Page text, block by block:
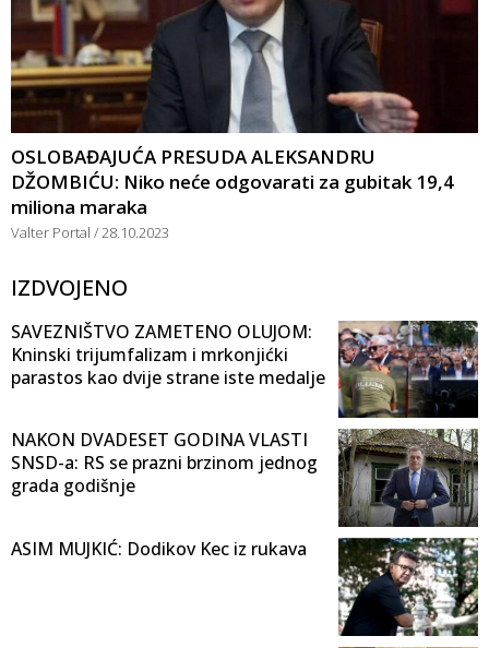
OSLOBAĐAJUĆA PRESUDA ALEKSANDRU
DŽOMBIĆU: Niko neće odgovarati za gubitak 19,4
miliona maraka
Valter Portal 28.10.2023
IZDVOJENO
SAVEZNIŠTVO ZAMETENO OLUJOM:
Kninski trijumfalizam i mrkonjićki
parastos kao dvije strane iste medalje
NAKON DVADESET GODINA VLASTI
SNSD-a: RS se prazni brzinom jednog
grada godišnje
ASIM MUJKIĆ: Dodikov Kec iz rukava